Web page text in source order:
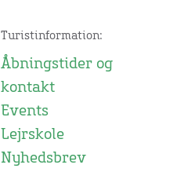
Turistinformation:
Åbningstider og
kontakt
Events
Lejrskole
Nyhedsbrev